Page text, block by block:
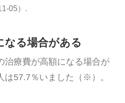
05）.
なる場合がある
治療費が高額になる場合が
は57.7％いました（※）。